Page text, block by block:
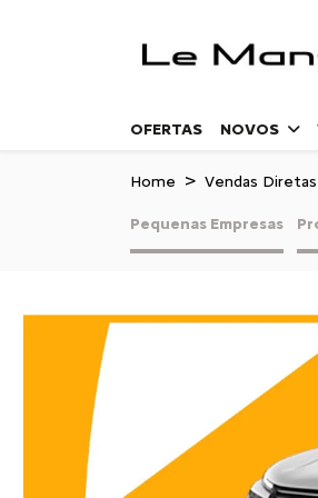
OFERTAS NOVOS
Home Vendas Diretas
Pequenas Empresas